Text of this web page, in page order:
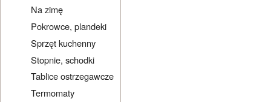
Na zimę
Pokrowce, plandeki
Sprzęt kuchenny
Stopnie, schodki
Tablice ostrzegawcze
Termomaty